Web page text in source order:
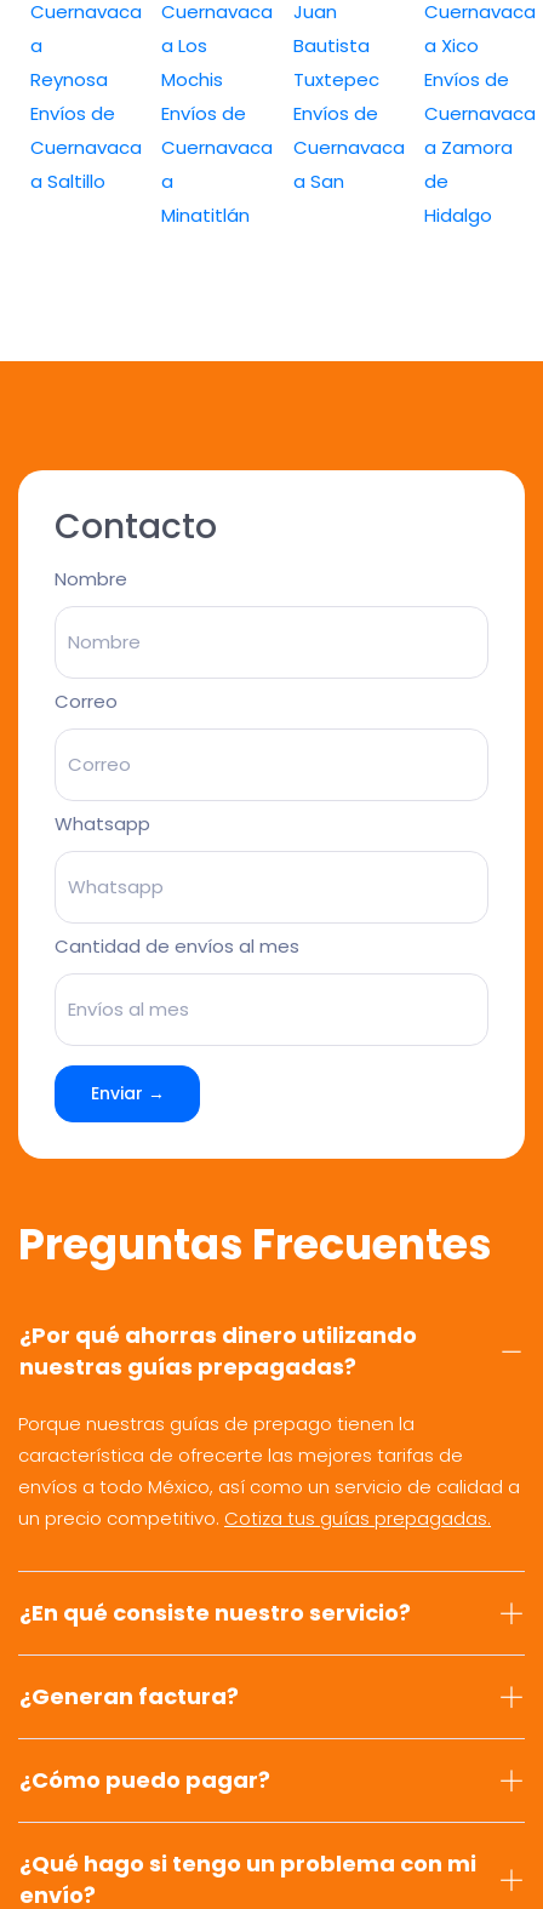
Cuernavaca
a
Reynosa
Envíos de
Cuernavaca
a Saltillo
Cuernavaca
a Los
Mochis
Envíos de
Cuernavaca
a
Minatitlán
Juan
Bautista
Tuxtepec
Envíos de
Cuernavaca
a San
Cuernavaca
a Xico
Envíos de
Cuernavaca
a Zamora
de
Hidalgo
Contacto
Nombre
Correo
Whatsapp
Cantidad de envíos al mes
Enviar →
Preguntas Frecuentes
¿Por qué ahorras dinero utilizando
nuestras guías prepagadas?
Porque nuestras guías de prepago tienen la
característica de ofrecerte las mejores tarifas de
envíos a todo México, así como un servicio de calidad a
un precio competitivo. Cotiza tus guías prepagadas.
¿En qué consiste nuestro servicio?
¿Generan factura?
¿Cómo puedo pagar?
¿Qué hago si tengo un problema con mi
envío?